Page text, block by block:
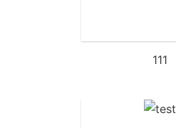
111